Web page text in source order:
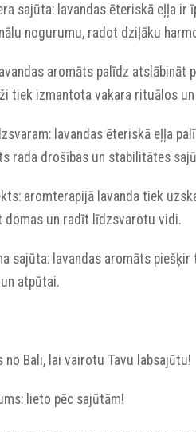
sajūta: lavandas ēteriskā eļļa
nogurumu, radot dziļāku
aromāts palīdz
tiek izmantota vakara rituālos
lavandas ēteriskā eļļa
rada drošības un stabilitātes
aromterapijā lavanda tiek
domas un radīt līdzsvarotu vidi.
sajūta: lavandas aromāts
atpūtai.
no Bali, lai vairotu Tavu labsajūtu!
lieto pēc sajūtām!